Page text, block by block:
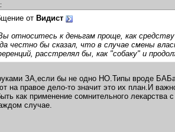
от Видист
относитесь к деньгам проще, как
честно бы сказал, что в случае смены
расстрелял бы, как "собаку" и
ЗА,если бы не одно НО.Типы вроде БАБа
на правое дело-то значит это их план.И
как применение сомнительного лекарства
случае.